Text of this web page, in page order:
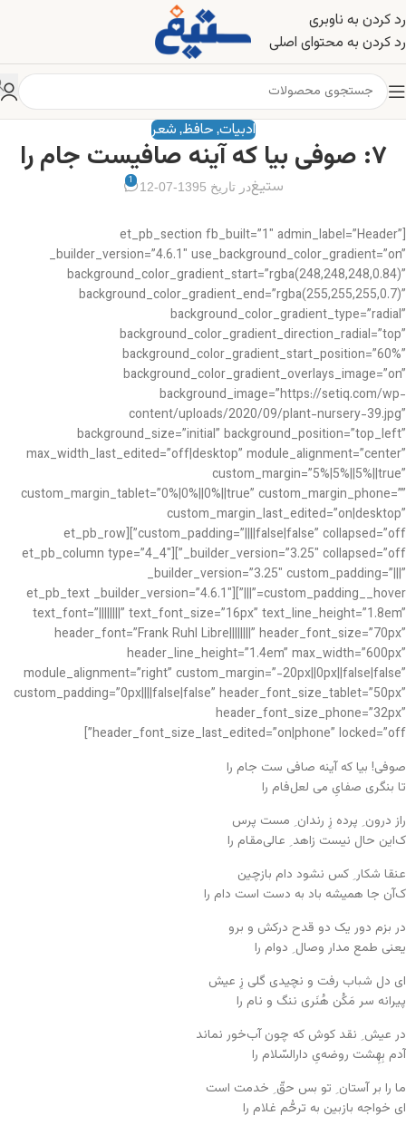
رد کردن به ناوبری
رد کردن به محتوای اصلی
ادبیات, حافظ, شعر
۷: صوفی بیا که آینه صافیست جام را
ستیغدر تاریخ 1395-07-12 1
[et_pb_section fb_built=”1″ admin_label=”Header”
_builder_version=”4.6.1″ use_background_color_gradient=”on”
background_color_gradient_start=”rgba(248,248,248,0.84)”
background_color_gradient_end=”rgba(255,255,255,0.7)”
background_color_gradient_type=”radial”
background_color_gradient_direction_radial=”top”
background_color_gradient_start_position=”60%”
background_color_gradient_overlays_image=”on”
background_image=”https://setiq.com/wp-
content/uploads/2020/09/plant-nursery-39.jpg”
background_size=”initial” background_position=”top_left”
max_width_last_edited=”off|desktop” module_alignment=”center”
custom_margin=”5%|5%||5%||true”
custom_margin_tablet=”0%|0%||0%||true” custom_margin_phone=””
custom_margin_last_edited=”on|desktop”
custom_padding=”||||false|false” collapsed=”off”][et_pb_row
_builder_version=”3.25″ collapsed=”off”][et_pb_column type=”4_4″
_builder_version=”3.25″ custom_padding=”|||”
custom_padding__hover=”|||”][et_pb_text _builder_version=”4.6.1″
text_font=”||||||||” text_font_size=”16px” text_line_height=”1.8em”
header_font=”Frank Ruhl Libre||||||||” header_font_size=”70px”
header_line_height=”1.4em” max_width=”600px”
module_alignment=”right” custom_margin=”-20px||0px||false|false”
custom_padding=”0px||||false|false” header_font_size_tablet=”50px”
header_font_size_phone=”32px”
header_font_size_last_edited=”on|phone” locked=”off”]
صوفی! بیا که آینه صافی ست جام را
تا بنگری صفایِ می لعل‌فام را
راز درون ِ پرده زِ رندان ِ مست پرس
ک‌این حال نیست زاهد ِ عالی‌مقام را
عنقا شکار ِ کس نشود دام بازچین
ک‌آن جا همیشه باد به دست است دام را
در بزم دور یک دو قدح درکش و برو
یعنی طمع مدار وصال ِ دوام را
ای دل شباب رفت و نچیدی گلی زِ عیش
پیرانه سر مَکُن هُنَری ننگ و نام را
در عیش ِ نقد کوش که چون آب‌خور نماند
آدم بِهِشت روضه‌یِ دارالسّلام را
ما را بر آستان ِ تو بس حقّ ِ خدمت است
ای خواجه بازبین به ترحُّم غلام را